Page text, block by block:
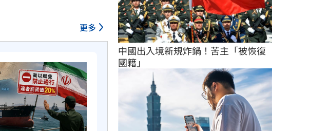
更多
中國出入境新規炸鍋！苦主「被恢復
國籍」